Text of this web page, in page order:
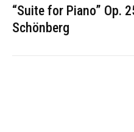
“Suite for Piano” Op.
Schönberg